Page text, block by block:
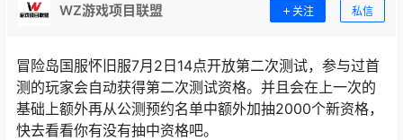
WZ游戏项目联盟 关注 私信
冒险岛国服怀旧服7月2日14点开放第二次测试，参与过首
测的玩家会自动获得第二次测试资格。并且会在上一次的
基础上额外再从公测预约名单中额外加抽2000个新资格，
快去看看你有没有抽中资格吧。